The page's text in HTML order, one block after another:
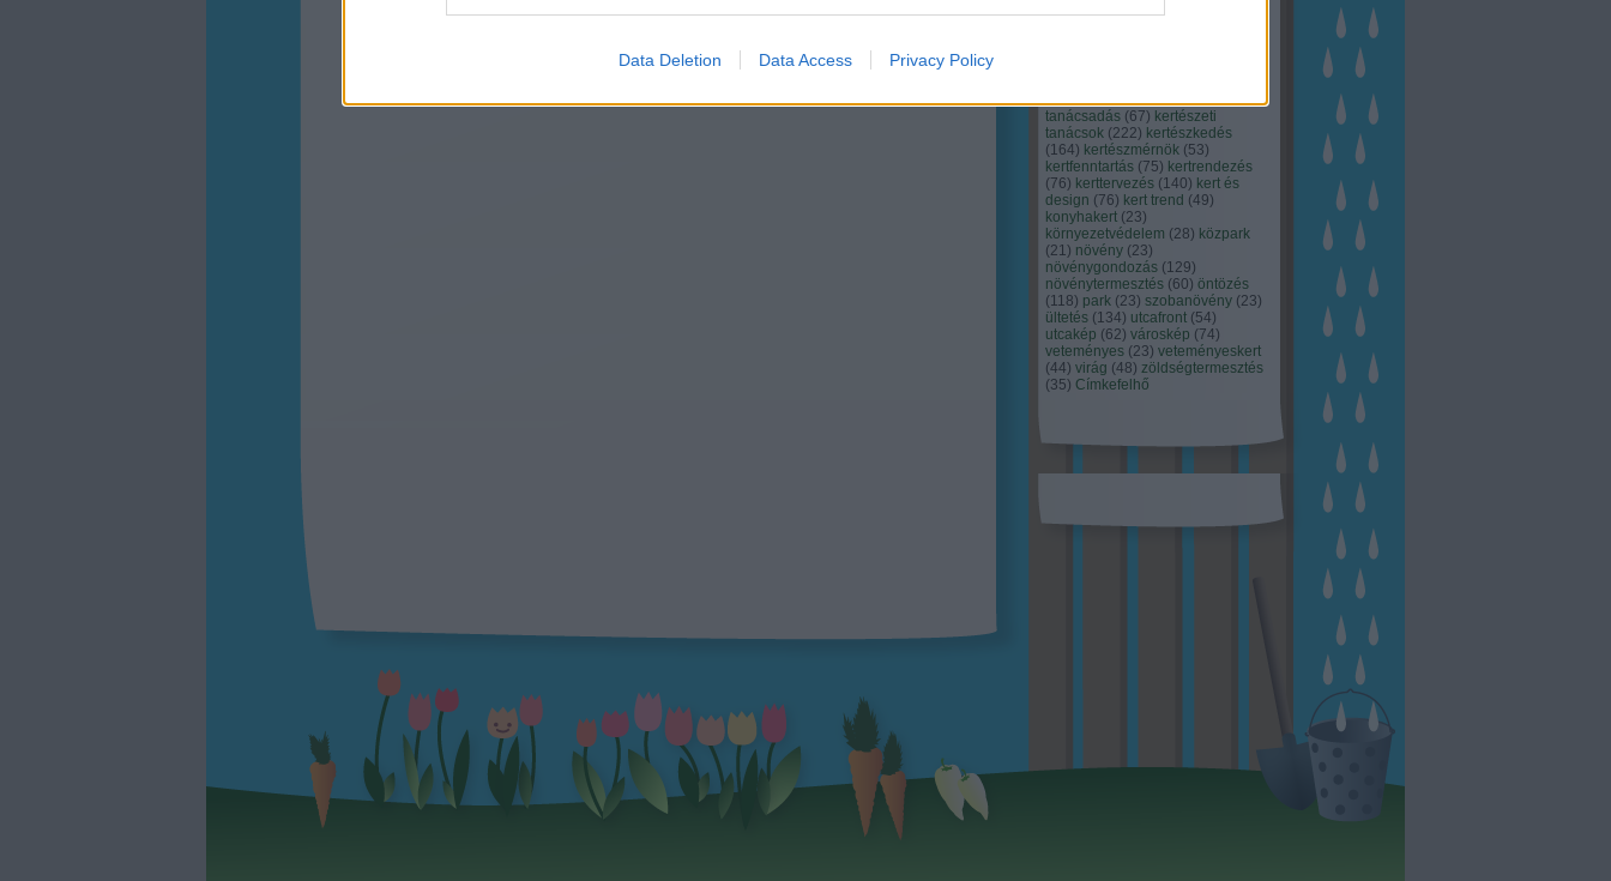
Data Deletion Data Access Privacy Policy
Budapest (45) dísznövény
(126) kertészet (118) kertészeti
tanácsadás (67) kertészeti
tanácsok (222) kertészkedés
(164) kertészmérnök (53)
kertfenntartás (75) kertrendezés
(76) kerttervezés (140) kert és
design (76) kert trend (49)
konyhakert (23)
környezetvédelem (28) közpark
(21) növény (23)
növénygondozás (129)
növénytermesztés (60) öntözés
(118) park (23) szobanövény (23)
ültetés (134) utcafront (54)
utcakép (62) városkép (74)
veteményes (23) veteményeskert
(44) virág (48) zöldségtermesztés
(35) Címkefelhő